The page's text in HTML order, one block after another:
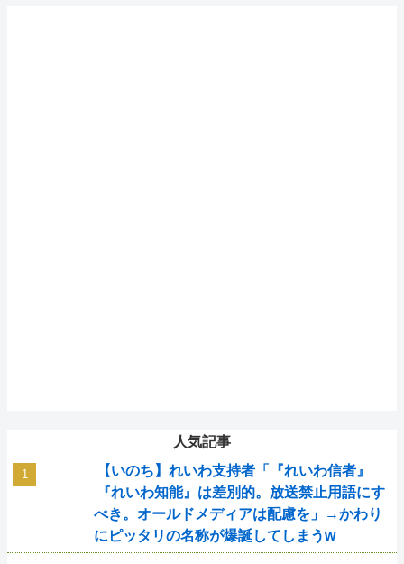
人気記事
【いのち】れいわ支持者「『れいわ信者』
『れいわ知能』は差別的。放送禁止用語にす
べき。オールドメディアは配慮を」→かわり
にピッタリの名称が爆誕してしまうw